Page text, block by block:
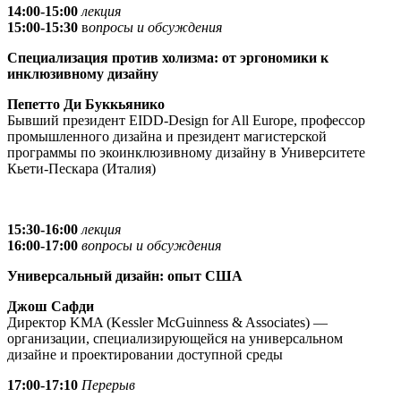
14:00-15:00 лекция
15:00-15:30 вопросы и обсуждения
Специализация против холизма: от эргономики к
инклюзивному дизайну
Пепетто Ди Буккьянико
Бывший президент EIDD-Design for All Europe, профессор
промышленного дизайна и президент магистерской
программы по экоинклюзивному дизайну в Университете
Кьети-Пескара (Италия)
15:30-16:00 лекция
16:00-17:00 вопросы и обсуждения
Универсальный дизайн: опыт США
Джош Сафди
Директор KMA (Kessler McGuinness & Associates) —
организации, специализирующейся на универсальном
дизайне и проектировании доступной среды
17:00-17:10 Перерыв